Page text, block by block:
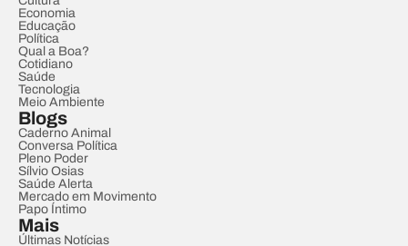
Economia
Educação
Política
Qual a Boa?
Cotidiano
Saúde
Tecnologia
Meio Ambiente
Blogs
Caderno Animal
Conversa Política
Pleno Poder
Sílvio Osias
Saúde Alerta
Mercado em Movimento
Papo Íntimo
Mais
Últimas Notícias